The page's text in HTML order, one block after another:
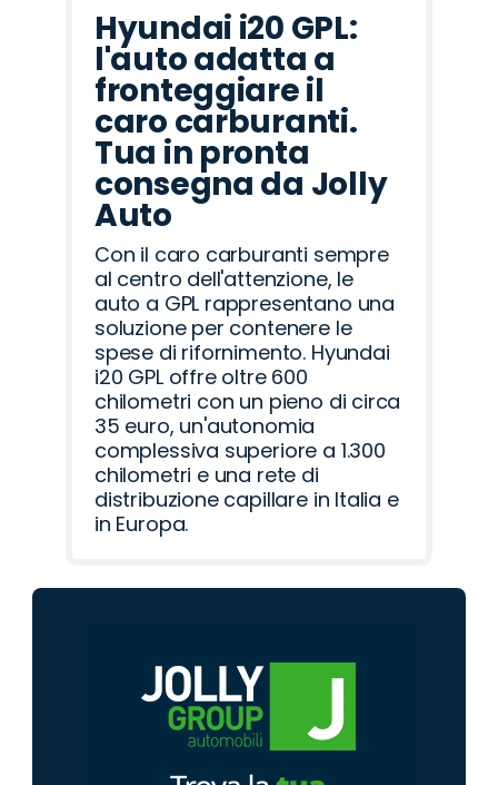
Hyundai i20 GPL:
l'auto adatta a
fronteggiare il
caro carburanti.
Tua in pronta
consegna da Jolly
Auto
Con il caro carburanti sempre
al centro dell'attenzione, le
auto a GPL rappresentano una
soluzione per contenere le
spese di rifornimento. Hyundai
i20 GPL offre oltre 600
chilometri con un pieno di circa
35 euro, un'autonomia
complessiva superiore a 1.300
chilometri e una rete di
distribuzione capillare in Italia e
in Europa.